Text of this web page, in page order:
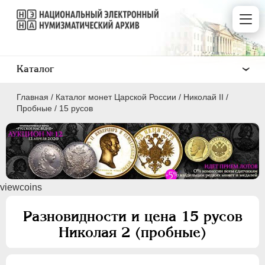
Главная / Каталог монет Царской России / Николай II /
Пробные / 15 русов
viewcoins
Разновидности и цена 15 русов
Николая 2 (пробные)
Каталог
ПEТР I 1699 - 1725
ЕКАТЕРИНА I
АННА ИОАННОВНА 1730-1740
ИОАНН АНТОНОВИЧ
1740-1741